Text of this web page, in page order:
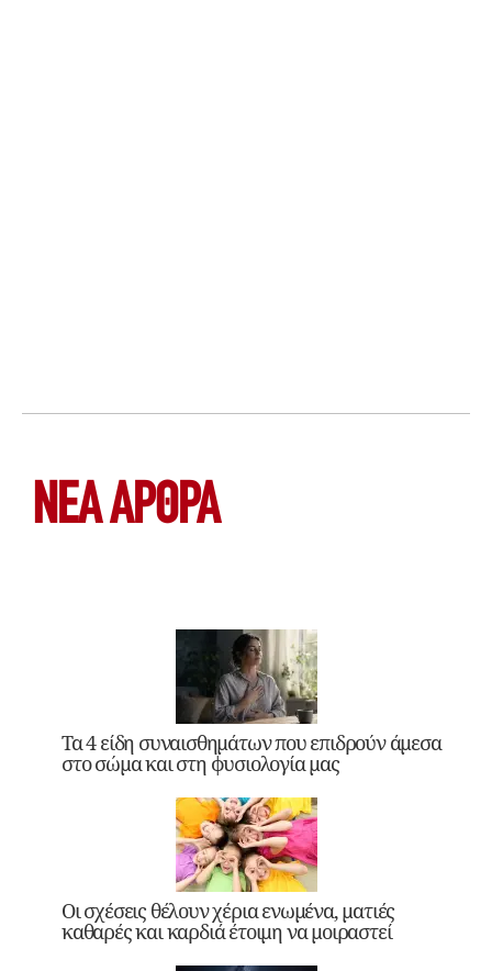
ΝΕΑ ΆΡΘΡΑ
Τα 4 είδη συναισθημάτων που επιδρούν άμεσα
στο σώμα και στη φυσιολογία μας
Οι σχέσεις θέλουν χέρια ενωμένα, ματιές
καθαρές και καρδιά έτοιμη να μοιραστεί